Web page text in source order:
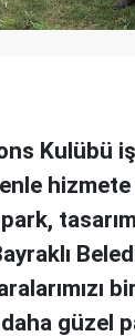
Kulübü iş
hizmete
güzel